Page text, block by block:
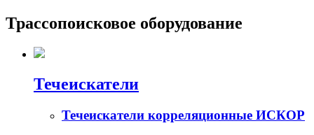
Трассопоисковое оборудование
Течеискатели
Течеискатели корреляционные ИСКОР